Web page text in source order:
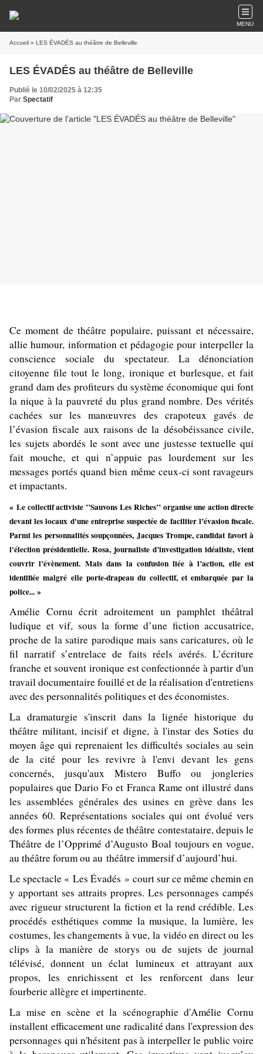
MENU
Accueil » LES ÉVADÉS au théâtre de Belleville
LES ÉVADÉS au théâtre de Belleville
Publié le 10/02/2025 à 12:35
Par Spectatif
Ce moment de théâtre populaire, puissant et nécessaire,
allie humour, information et pédagogie pour interpeller la
conscience sociale du spectateur. La dénonciation
citoyenne file tout le long, ironique et burlesque, et fait
grand dam des profiteurs du système économique qui font
la nique à la pauvreté du plus grand nombre. Des vérités
cachées sur les manœuvres des crapoteux gavés de
l’évasion fiscale aux raisons de la désobéissance civile,
les sujets abordés le sont avec une justesse textuelle qui
fait mouche, et qui n’appuie pas lourdement sur les
messages portés quand bien même ceux-ci sont ravageurs
et impactants.
« Le collectif activiste ’’Sauvons Les Riches’’ organise une action directe
devant les locaux d'une entreprise suspectée de faciliter l’évasion fiscale.
Parmi les personnalités soupçonnées, Jacques Trompe, candidat favori à
l'élection présidentielle. Rosa, journaliste d’investigation idéaliste, vient
couvrir l’évènement. Mais dans la confusion liée à l’action, elle est
identifiée malgré elle porte-drapeau du collectif, et embarquée par la
police... »
Amélie Cornu écrit adroitement un pamphlet théâtral
ludique et vif, sous la forme d’une fiction accusatrice,
proche de la satire parodique mais sans caricatures, où le
fil narratif s’entrelace de faits réels avérés. L’écriture
franche et souvent ironique est confectionnée à partir d'un
travail documentaire fouillé et de la réalisation d'entretiens
avec des personnalités politiques et des économistes.
La dramaturgie s'inscrit dans la lignée historique du
théâtre militant, incisif et digne, à l'instar des Soties du
moyen âge qui reprenaient les difficultés sociales au sein
de la cité pour les revivre à l'envi devant les gens
concernés, jusqu'aux Mistero Buffo ou jongleries
populaires que Dario Fo et Franca Rame ont illustré dans
les assemblées générales des usines en grève dans les
années 60. Représentations sociales qui ont évolué vers
des formes plus récentes de théâtre contestataire, depuis le
Théâtre de l’Opprimé d’Augusto Boal toujours en vogue,
au théâtre forum ou au théâtre immersif d’aujourd’hui.
Le spectacle « Les Évadés » court sur ce même chemin en
y apportant ses attraits propres. Les personnages campés
avec rigueur structurent la fiction et la rend crédible. Les
procédés esthétiques comme la musique, la lumière, les
costumes, les changements à vue, la vidéo en direct ou les
clips à la manière de storys ou de sujets de journal
télévisé, donnent un éclat lumineux et attrayant aux
propos, les enrichissent et les renforcent dans leur
fourberie allègre et impertinente.
La mise en scène et la scénographie d'Amélie Cornu
installent efficacement une radicalité dans l'expression des
personnages qui n'hésitent pas à interpeller le public voire